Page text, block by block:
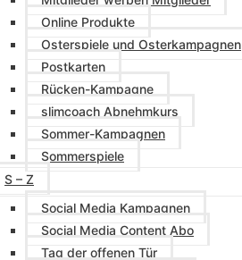
Online Produkte
Osterspiele und Osterkampagnen
Postkarten
Rücken-Kampagne
slimcoach Abnehmkurs
Sommer-Kampagnen
Sommerspiele
S – Z
Social Media Kampagnen
Social Media Content Abo
Tag der offenen Tür